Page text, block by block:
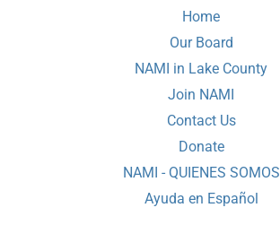
Home
Our Board
NAMI in Lake County
Join NAMI
Contact Us
Donate
NAMI - QUIENES SOMOS
Ayuda en Español